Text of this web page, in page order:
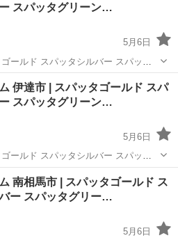
スパッタグリーン…
5月6日
ールド スパッタシルバー スパッタ
ム シルフィード ウインコス スモー
その他 ページ
伊達市 | スパッタゴールド スパ
スパッタグリーン…
5月6日
ールド スパッタシルバー スパッタ
ム シルフィード ウインコス スモー
その他
南相馬市 | スパッタゴールド ス
ー スパッタグリー…
5月6日